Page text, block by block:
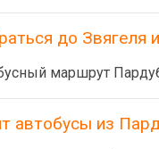
до Звягеля
маршрут
автобусы из